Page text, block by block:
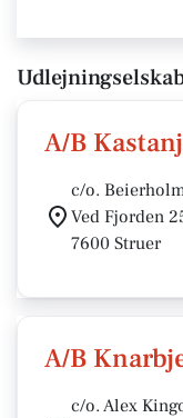
A/B
c/o.
Ved Fjorden
7600 Struer
A/B
c/o. Alex